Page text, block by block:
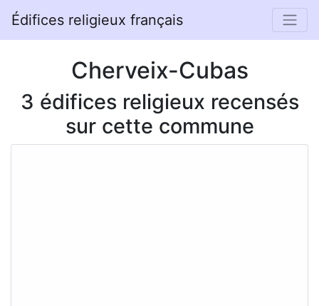
Édifices religieux français
Cherveix-Cubas
3 édifices religieux recensés
sur cette commune